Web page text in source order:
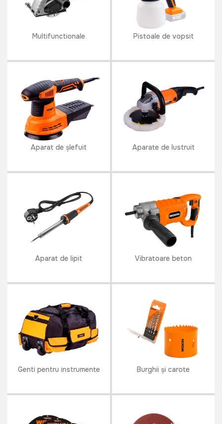
Multifunctionale Pistoale de vopsit
Aparat de șlefuit Aparate de lustruit
Aparat de lipit Vibratoare beton
Genti pentru instrumente Burghii și carote